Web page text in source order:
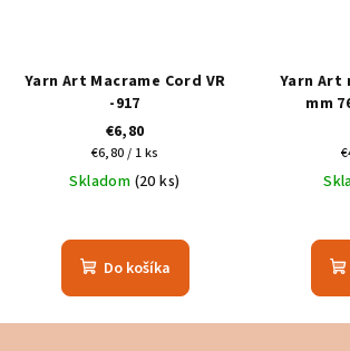
Yarn Art Macrame Cord VR
-917
€6,80
Jednotková
cena:
€6,80 / 1 ks
Skladom (20 ks)
Do košíka
Yarn Art
mm